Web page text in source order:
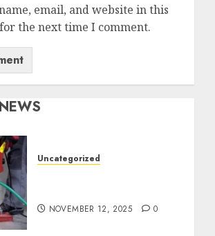
email, and website in this
the next time I comment.
Uncategorized
NOVEMBER 12, 2025 0